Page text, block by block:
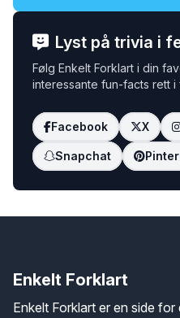
Lyst på trivia i
Følg Enkelt Forklart i din
interessante fun-facts rett i
Facebook X
Snapchat
Enkelt Forklart
Enkelt Forklart er en side